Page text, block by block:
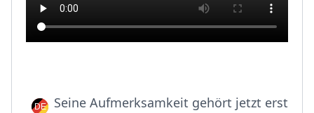
Seine Aufmerksamkeit gehört jetzt erst